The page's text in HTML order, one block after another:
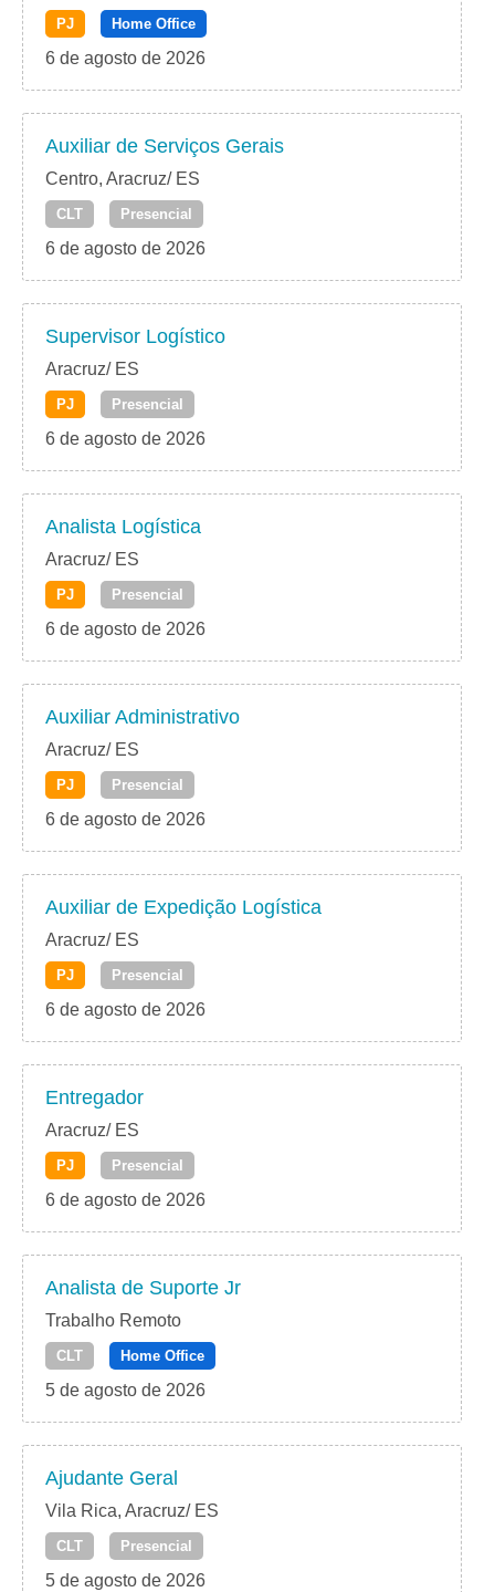
PJ Home Office
6 de agosto de 2026
Auxiliar de Serviços Gerais
Centro, Aracruz/ ES
CLT Presencial
6 de agosto de 2026
Supervisor Logístico
Aracruz/ ES
PJ Presencial
6 de agosto de 2026
Analista Logística
Aracruz/ ES
PJ Presencial
6 de agosto de 2026
Auxiliar Administrativo
Aracruz/ ES
PJ Presencial
6 de agosto de 2026
Auxiliar de Expedição Logística
Aracruz/ ES
PJ Presencial
6 de agosto de 2026
Entregador
Aracruz/ ES
PJ Presencial
6 de agosto de 2026
Analista de Suporte Jr
Trabalho Remoto
CLT Home Office
5 de agosto de 2026
Ajudante Geral
Vila Rica, Aracruz/ ES
CLT Presencial
5 de agosto de 2026